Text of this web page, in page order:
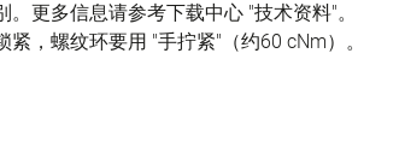
更多信息请参考下载中心 "技术资料"。
，螺纹环要用 "手拧紧"（约60 cNm）。